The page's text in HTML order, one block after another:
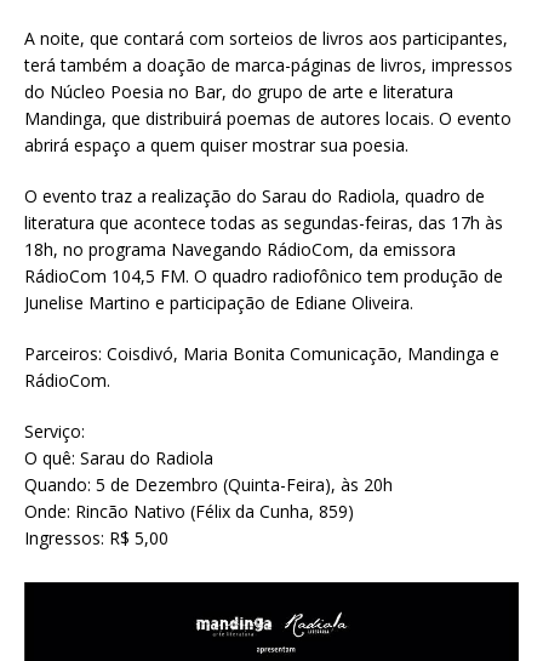
A noite, que contará com sorteios de livros aos participantes,
terá também a doação de marca-páginas de livros, impressos
do Núcleo Poesia no Bar, do grupo de arte e literatura
Mandinga, que distribuirá poemas de autores locais. O evento
abrirá espaço a quem quiser mostrar sua poesia.
O evento traz a realização do Sarau do Radiola, quadro de
literatura que acontece todas as segundas-feiras, das 17h às
18h, no programa Navegando RádioCom, da emissora
RádioCom 104,5 FM. O quadro radiofônico tem produção de
Junelise Martino e participação de Ediane Oliveira.
Parceiros: Coisdivó, Maria Bonita Comunicação, Mandinga e
RádioCom.
Serviço:
O quê: Sarau do Radiola
Quando: 5 de Dezembro (Quinta-Feira), às 20h
Onde: Rincão Nativo (Félix da Cunha, 859)
Ingressos: R$ 5,00